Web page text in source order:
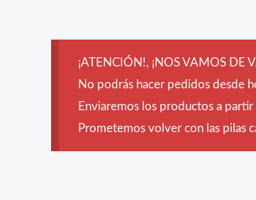
¡ATENCIÓN!, ¡NOS VAMOS DE
No podrás hacer pedidos desde
Enviaremos los productos a
Prometemos volver con las pilas